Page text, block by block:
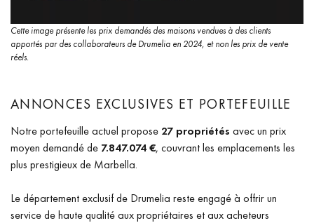
Cette image présente les prix demandés des maisons vendues à des clients
apportés par des collaborateurs de Drumelia en 2024, et non les prix de vente
réels.
ANNONCES EXCLUSIVES ET PORTEFEUILLE
Notre portefeuille actuel propose 27 propriétés avec un prix
moyen demandé de 7.847.074 €, couvrant les emplacements les
plus prestigieux de Marbella.
Le département exclusif de Drumelia reste engagé à offrir un
service de haute qualité aux propriétaires et aux acheteurs